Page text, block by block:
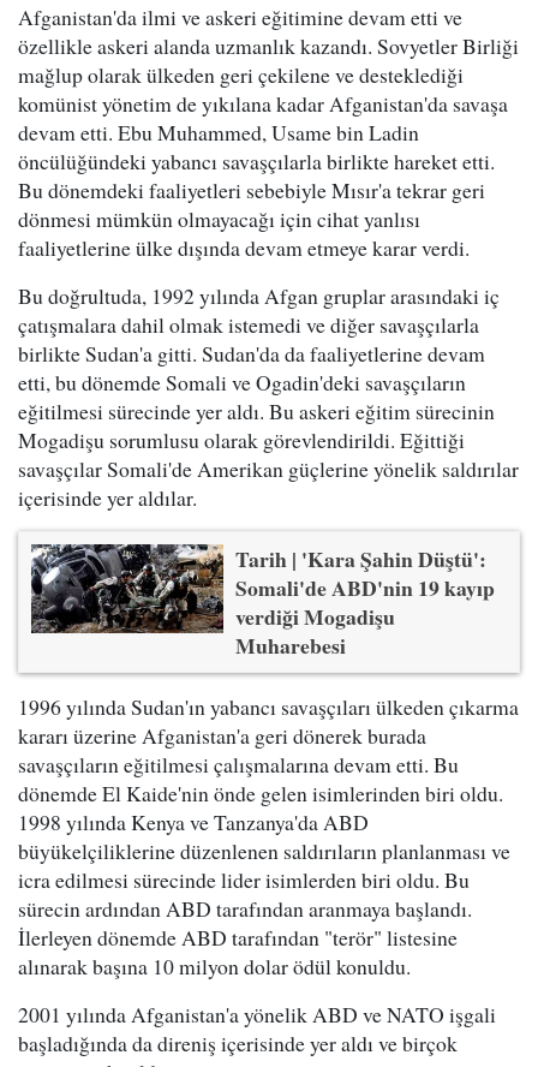
Afganistan'da ilmi ve askeri eğitimine devam etti ve
özellikle askeri alanda uzmanlık kazandı. Sovyetler Birliği
mağlup olarak ülkeden geri çekilene ve desteklediği
komünist yönetim de yıkılana kadar Afganistan'da savaşa
devam etti. Ebu Muhammed, Usame bin Ladin
öncülüğündeki yabancı savaşçılarla birlikte hareket etti.
Bu dönemdeki faaliyetleri sebebiyle Mısır'a tekrar geri
dönmesi mümkün olmayacağı için cihat yanlısı
faaliyetlerine ülke dışında devam etmeye karar verdi.
Bu doğrultuda, 1992 yılında Afgan gruplar arasındaki iç
çatışmalara dahil olmak istemedi ve diğer savaşçılarla
birlikte Sudan'a gitti. Sudan'da da faaliyetlerine devam
etti, bu dönemde Somali ve Ogadin'deki savaşçıların
eğitilmesi sürecinde yer aldı. Bu askeri eğitim sürecinin
Mogadişu sorumlusu olarak görevlendirildi. Eğittiği
savaşçılar Somali'de Amerikan güçlerine yönelik saldırılar
içerisinde yer aldılar.
Tarih | 'Kara Şahin Düştü':
Somali'de ABD'nin 19 kayıp
verdiği Mogadişu
Muharebesi
1996 yılında Sudan'ın yabancı savaşçıları ülkeden çıkarma
kararı üzerine Afganistan'a geri dönerek burada
savaşçıların eğitilmesi çalışmalarına devam etti. Bu
dönemde El Kaide'nin önde gelen isimlerinden biri oldu.
1998 yılında Kenya ve Tanzanya'da ABD
büyükelçiliklerine düzenlenen saldırıların planlanması ve
icra edilmesi sürecinde lider isimlerden biri oldu. Bu
sürecin ardından ABD tarafından aranmaya başlandı.
İlerleyen dönemde ABD tarafından "terör" listesine
alınarak başına 10 milyon dolar ödül konuldu.
2001 yılında Afganistan'a yönelik ABD ve NATO işgali
başladığında da direniş içerisinde yer aldı ve birçok